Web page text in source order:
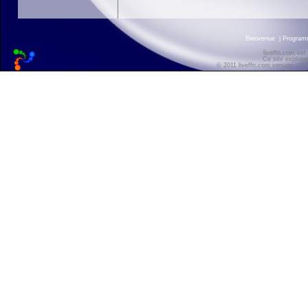
Bienvenue
liveffn.com est
Ce site
© 2011 liveffn.com version :